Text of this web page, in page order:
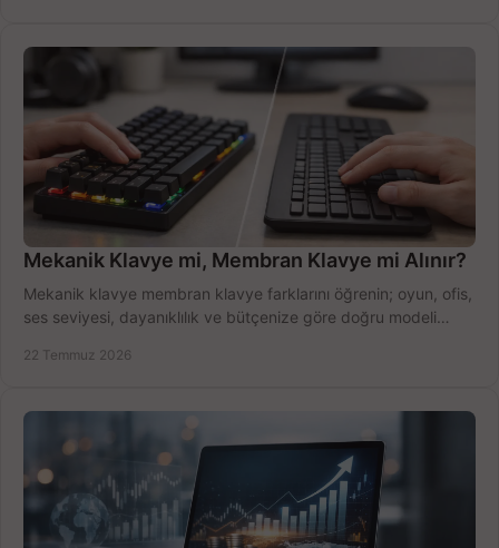
Mekanik Klavye mi, Membran Klavye mi Alınır?
Mekanik klavye membran klavye farklarını öğrenin; oyun, ofis,
ses seviyesi, dayanıklılık ve bütçenize göre doğru modeli
22 Temmuz 2026